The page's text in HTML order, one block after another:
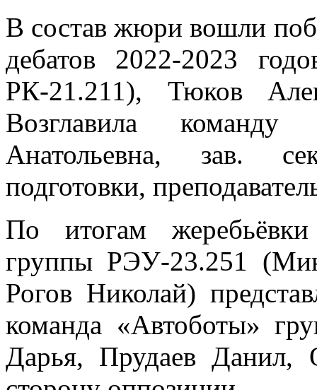
В состав жюри вошли
дебатов 2022-2023
РК-21.211), Тюков
Возглавила
Анатольевна, зав.
подготовки,
По итогам
группы РЭУ-23.251
Рогов Николай)
команда «Автоботы»
Дарья, Прудаев Данил,